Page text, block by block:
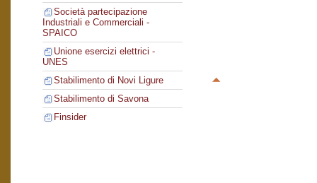
Società partecipazione
Industriali e Commerciali -
SPAICO
Unione esercizi elettrici -
UNES
Stabilimento di Novi Ligure
Stabilimento di Savona
Finsider